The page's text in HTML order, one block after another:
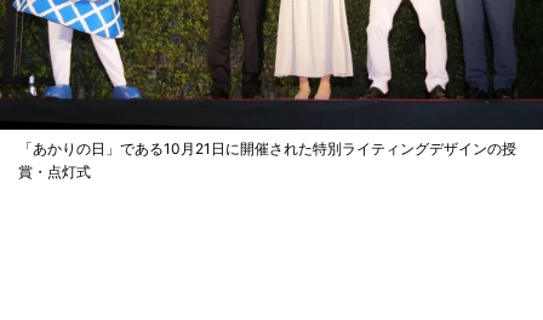
「あかりの日」である10月21日に開催された特別ライティングデザインの授
賞・点灯式